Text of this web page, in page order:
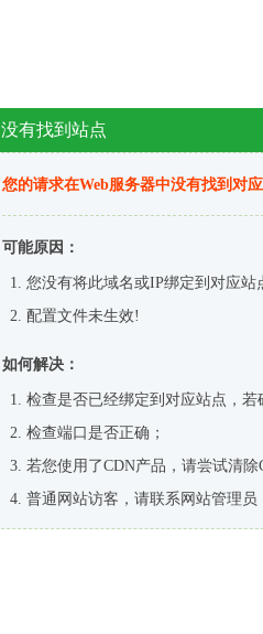
没有找到站点
您的请求在Web服务器中没有找到对
可能原因：
您没有将此域名或IP绑定到对应站
配置文件未生效!
如何解决：
检查是否已经绑定到对应站点，
检查端口是否正确；
若您使用了CDN产品，请尝试清除
普通网站访客，请联系网站管理员